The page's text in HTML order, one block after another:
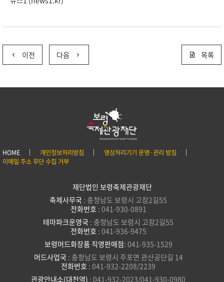
이전 다음 목록
HOME 개인정보처리방침
영상처리기기 운영·관리 방침
이메일 주소 무단 수집 거부
재단법인 보령축제관광재단
축제사무국 : 충청남도 보령시 고잠2길55
전화번호 : 041-930-0891
테마파크운영국 : 충청남도 보령시 고잠2길55
전화번호 : 041-936-9475
보령머드화장품 직영판매점: 041-935-1529
머드사업국 : 충청남도 보령시 주포면 관산공단길 14
전화번호 : 041-932-2208/2239
관광안내소(대천역) : 041-932-2023/041-930-0980